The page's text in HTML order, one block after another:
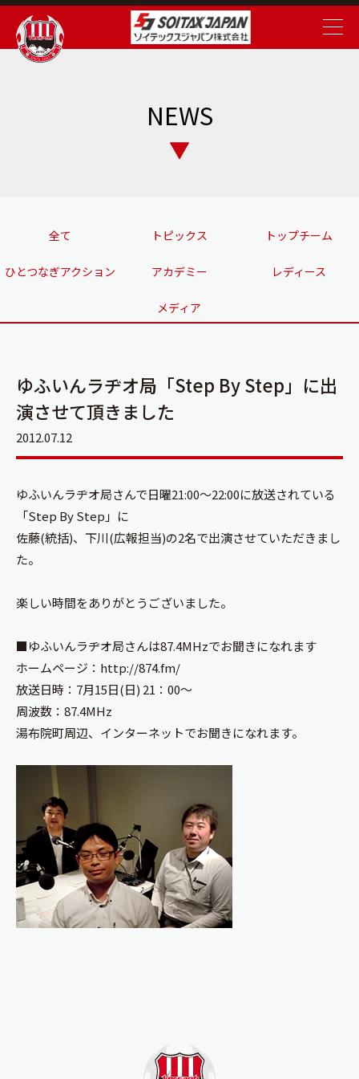
NEWS
全て トピックス トップチーム
ひとつなぎアクション アカデミー レディース
メディア
ゆふいんラヂオ局「Step By Step」に出
演させて頂きました
2012.07.12
ゆふいんラヂオ局さんで日曜21:00～22:00に放送されている
「Step By Step」に
佐藤(統括)、下川(広報担当)の2名で出演させていただきまし
た。
楽しい時間をありがとうございました。
■ゆふいんラヂオ局さんは87.4MHzでお聞きになれます
ホームページ： http://874.fm/
放送日時：7月15日(日) 21：00～
周波数：87.4MHz
湯布院町周辺、 インターネットでお聞きになれます。